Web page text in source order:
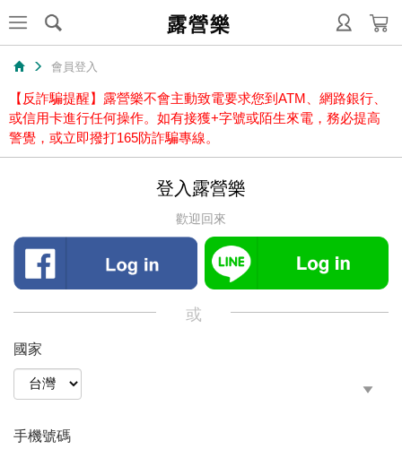
露營樂
會員登入
【反詐騙提醒】露營樂不會主動致電要求您到ATM、網路銀行、
或信用卡進行任何操作。如有接獲+字號或陌生來電，務必提高
警覺，或立即撥打165防詐騙專線。
登入露營樂
歡迎回來
或
國家
手機號碼